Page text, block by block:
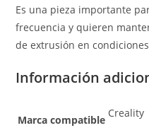
Es una pieza importante
frecuencia y quieren
de extrusión en
Información
Marca compatible
Creality